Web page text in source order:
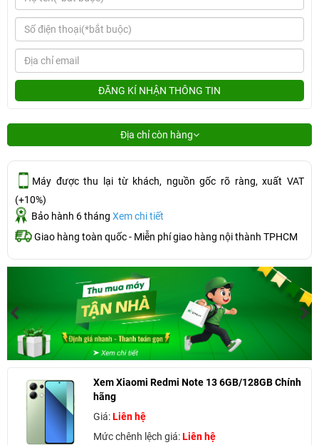
ĐĂNG KÍ NHẬN THÔNG TIN
Địa chỉ còn hàng
Máy được thu lại từ khách, nguồn gốc rõ ràng, xuất VAT
(+10%)
Bảo hành 6 tháng Xem chi tiết
Giao hàng toàn quốc - Miễn phí giao hàng nội thành TPHCM
Xem Xiaomi Redmi Note 13 6GB/128GB Chính
hãng
Giá:Liên hệ
Mức chênh lệch giá:Liên hệ